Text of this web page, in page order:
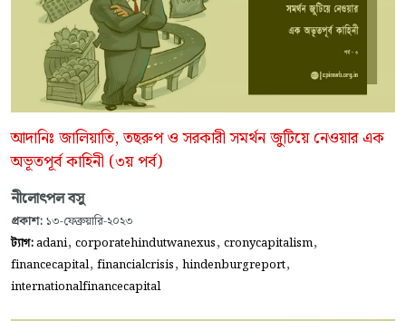
আদানিঃ জালিয়াতি, তছরুপ ও সরকারী সমর্থন জুটিয়ে নেওয়ার এক
অভূতপূর্ব কাহিনী (৩য় পর্ব)
নীলোৎপল বসু
প্রকাশ: ১৩-ফেব্রুয়ারি-২০২৩
ট্যাগ:adani, corporatehindutwanexus, cronycapitalism,
financecapital, financialcrisis, hindenburgreport,
internationalfinancecapital